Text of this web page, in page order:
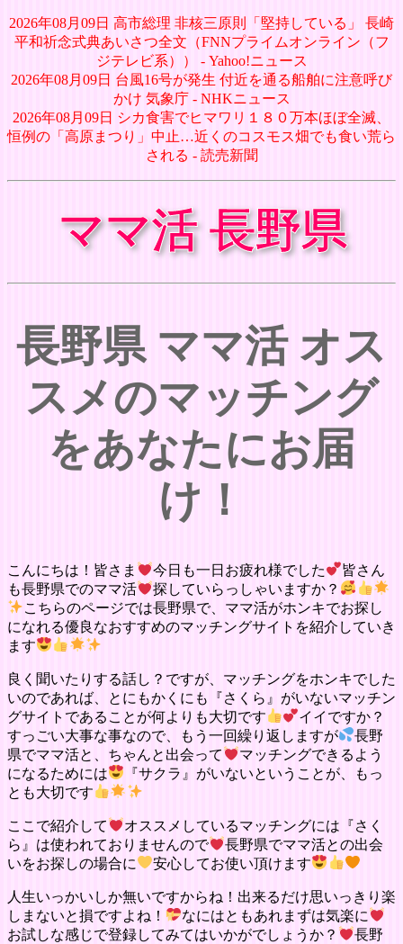
2026年08月09日 高市総理 非核三原則「堅持している」 長崎
平和祈念式典あいさつ全文（FNNプライムオンライン（フ
ジテレビ系）） - Yahoo!ニュース
2026年08月09日 台風16号が発生 付近を通る船舶に注意呼び
かけ 気象庁 - NHKニュース
2026年08月09日 シカ食害でヒマワリ１８０万本ほぼ全滅、
恒例の「高原まつり」中止…近くのコスモス畑でも食い荒ら
される - 読売新聞
ママ活 長野県
長野県 ママ活 オス
スメのマッチング
をあなたにお届
け！
こんにちは！皆さま 今日も一日お疲れ様でした
皆さん
も長野県でのママ活
探していらっしゃいますか？
こちらのページでは長野県で、ママ活がホンキでお探し
になれる優良なおすすめのマッチングサイトを紹介していき
ます
良く聞いたりする話し？ですが、マッチングをホンキでした
いのであれば、とにもかくにも『さくら』がいないマッチン
グサイトであることが何よりも大切です
イイですか？
すっごい大事な事なので、もう一回繰り返しますが
長野
県でママ活と、ちゃんと出会って
マッチングできるよう
になるためには
『サクラ』がいないということが、もっ
とも大切です
ここで紹介して
オススメしているマッチングには『さく
ら』は使われておりませんので
長野県でママ活との出会
いをお探しの場合に
安心してお使い頂けます
人生いっかいしか無いですからね！出来るだけ思いっきり楽
しまないと損ですよね！
なにはともあれまずは気楽に
お試しな感じで登録してみてはいかがでしょうか？
長野